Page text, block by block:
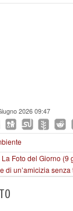
2026 09:47
La Foto del Giorno (9
di un’amicizia senza